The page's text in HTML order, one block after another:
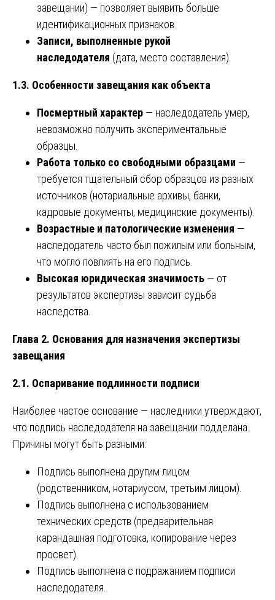
завещании) — позволяет выявить больше
идентификационных признаков.
Записи, выполненные рукой
наследодателя (дата, место составления).
1.3. Особенности завещания как объекта
Посмертный характер — наследодатель умер,
невозможно получить экспериментальные
образцы.
Работа только со свободными образцами —
требуется тщательный сбор образцов из разных
источников (нотариальные архивы, банки,
кадровые документы, медицинские документы).
Возрастные и патологические изменения —
наследодатель часто был пожилым или больным,
что могло повлиять на его подпись.
Высокая юридическая значимость — от
результатов экспертизы зависит судьба
наследства.
Глава 2. Основания для назначения экспертизы
завещания
2.1. Оспаривание подлинности подписи
Наиболее частое основание — наследники утверждают,
что подпись наследодателя на завещании подделана.
Причины могут быть разными:
Подпись выполнена другим лицом
(родственником, нотариусом, третьим лицом).
Подпись выполнена с использованием
технических средств (предварительная
карандашная подготовка, копирование через
просвет).
Подпись выполнена с подражанием подписи
наследодателя.